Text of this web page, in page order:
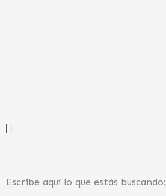
Menú
Escribe aquí lo que estás buscando: